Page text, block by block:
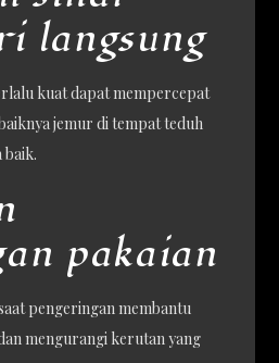
langsung
kuat dapat mempercepat
jemur di tempat teduh
baik.
pakaian
pengeringan membantu
mengurangi kerutan yang